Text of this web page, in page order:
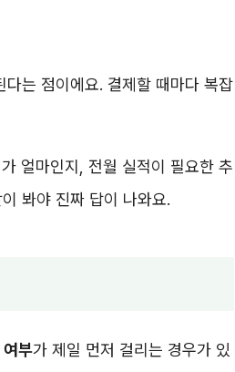
는 점이에요. 결제할 때마다 복잡
얼마인지, 전월 실적이 필요한 추
봐야 진짜 답이 나와요.
여부가 제일 먼저 걸리는 경우가 있